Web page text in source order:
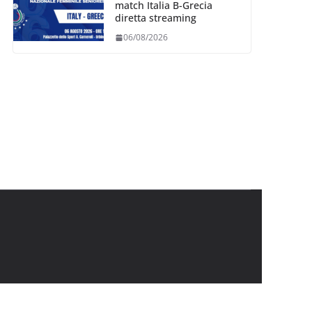
match Italia B-Grecia
diretta streaming
06/08/2026